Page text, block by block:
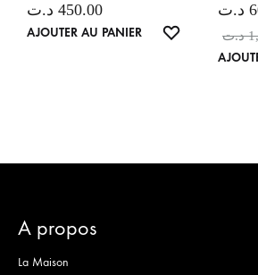
450.00 د.ت
AJOUTER AU PANIER
د.ت
د.ت
A propos
La Maison